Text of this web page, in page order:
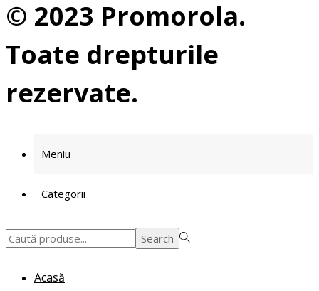
© 2023 Promorola.
Toate drepturile
rezervate.
Meniu
Categorii
Search
Search
Acasă